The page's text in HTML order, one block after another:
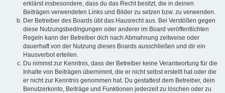
erklärst insbesondere, dass du das Recht besitzt, die in deinen
Beiträgen verwendeten Links und Bilder zu setzen bzw. zu verwenden.
Der Betreiber des Boards übt das Hausrecht aus. Bei Verstößen gegen
diese Nutzungsbedingungen oder anderer im Board veröffentlichten
Regeln kann der Betreiber dich nach Abmahnung zeitweise oder
dauerhaft von der Nutzung dieses Boards ausschließen und dir ein
Hausverbot erteilen.
Du nimmst zur Kenntnis, dass der Betreiber keine Verantwortung für die
Inhalte von Beiträgen übernimmt, die er nicht selbst erstellt hat oder die
er nicht zur Kenntnis genommen hat. Du gestattest dem Betreiber, dein
Benutzerkonto, Beiträge und Funktionen jederzeit zu löschen oder zu